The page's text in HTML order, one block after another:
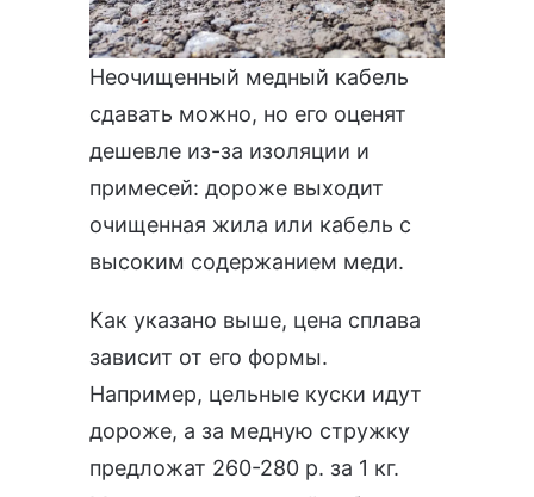
Неочищенный медный кабель
сдавать можно, но его оценят
дешевле из-за изоляции и
примесей: дороже выходит
очищенная жила или кабель с
высоким содержанием меди.
Как указано выше, цена сплава
зависит от его формы.
Например, цельные куски идут
дороже, а за медную стружку
предложат 260-280 р. за 1 кг.